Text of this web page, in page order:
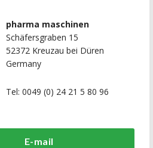
pharma maschinen
Schäfersgraben 15
52372 Kreuzau bei Düren
Germany
Tel: 0049 (0) 24 21 5 80 96
E-mail